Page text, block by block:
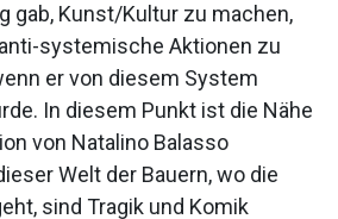
gab, Kunst/Kultur zu machen,
systemische Aktionen zu
er von diesem System
In diesem Punkt ist die Nähe
von Natalino Balasso
Welt der Bauern, wo die
sind Tragik und Komik